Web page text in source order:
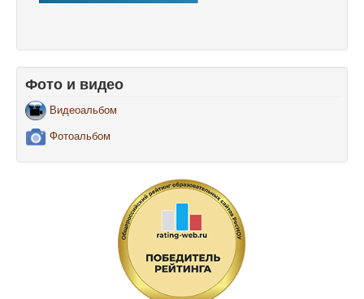
Фото и видео
Видеоальбом
Фотоальбом